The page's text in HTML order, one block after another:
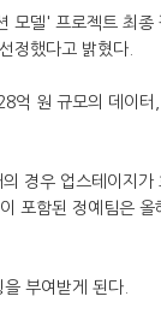
모델' 프로젝트 최
정했다고 밝혔다.
억 원 규모의 데이
경우 업스테이지
포함된 정예팀은
부여받게 된다.